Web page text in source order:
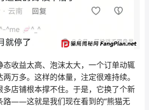
态收益太高、泡沫太大，一个订单动辄
万多。这样的体量，注定很难持续。
多店铺根本撑不住。于是，它换了个新
路——这就是我们现在看到的“熊猫无